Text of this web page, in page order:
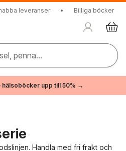
leveranser • Billiga böcker
penna...
hälsoböcker upp till 50% →
Handla med fri frakt och